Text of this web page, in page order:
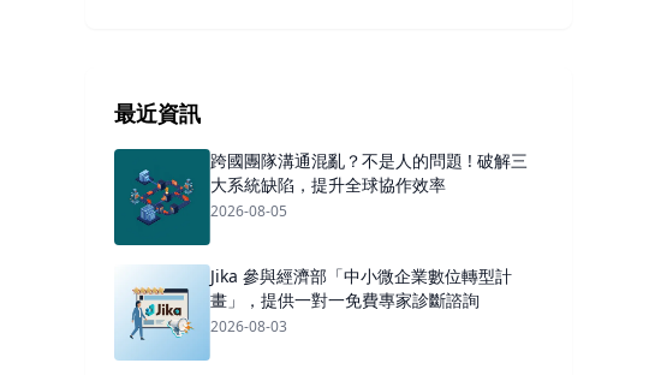
最近資訊
跨國團隊溝通混亂？不是人的問題 ! 破解三
大系統缺陷，提升全球協作效率
2026-08-05
Jika 參與經濟部「中小微企業數位轉型計
畫」，提供一對一免費專家診斷諮詢
2026-08-03